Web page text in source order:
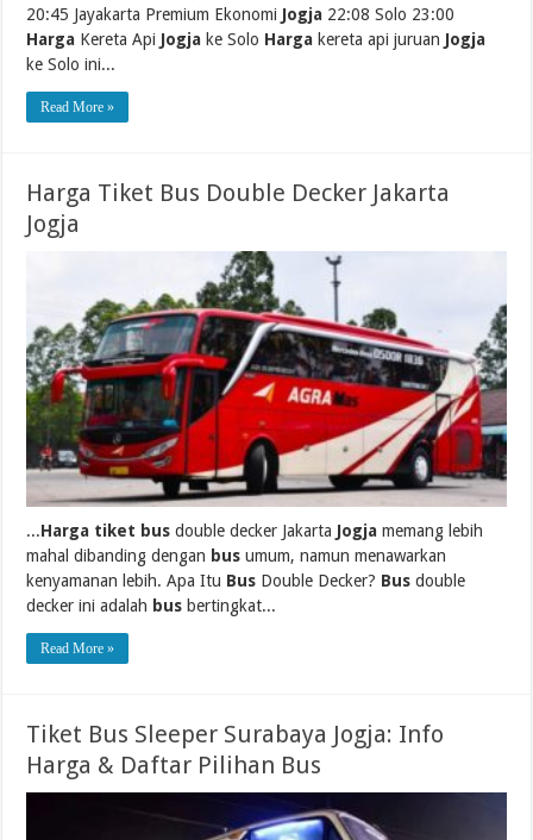
20:45 Jayakarta Premium Ekonomi Jogja 22:08 Solo 23:00
Harga Kereta Api Jogja ke Solo Harga kereta api juruan Jogja
ke Solo ini...
Read More »
Harga Tiket Bus Double Decker Jakarta
Jogja
...Harga tiket bus double decker Jakarta Jogja memang lebih
mahal dibanding dengan bus umum, namun menawarkan
kenyamanan lebih. Apa Itu Bus Double Decker? Bus double
decker ini adalah bus bertingkat...
Read More »
Tiket Bus Sleeper Surabaya Jogja: Info
Harga & Daftar Pilihan Bus